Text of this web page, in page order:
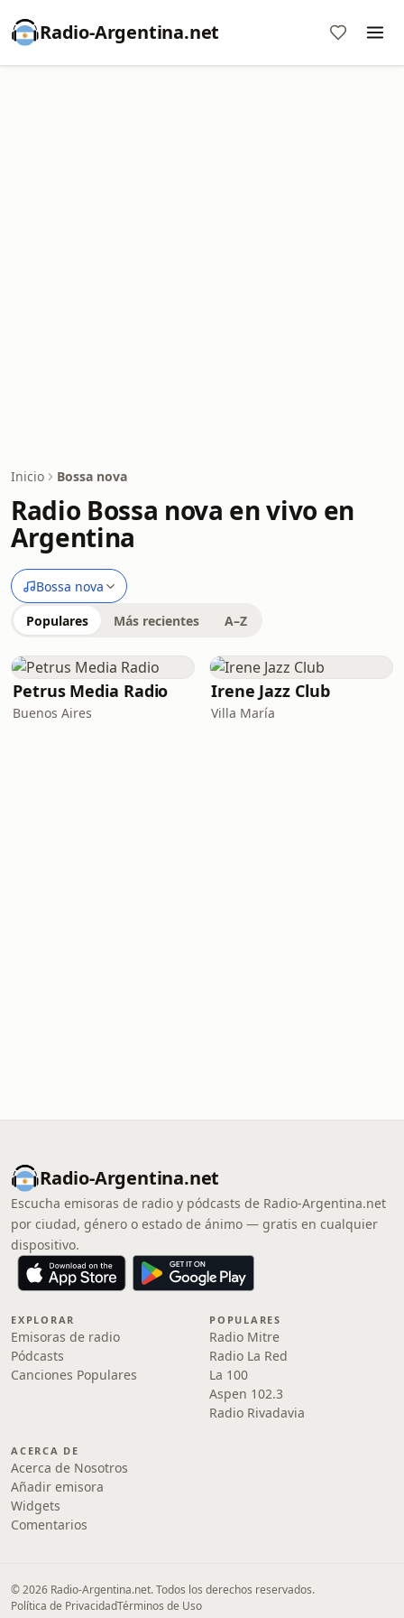
Radio-Argentina.net
Inicio Bossa nova
Radio Bossa nova en vivo en
Argentina
Bossa nova
Populares Más recientes A–Z
Petrus Media Radio
Buenos Aires
Irene Jazz Club
Villa María
Radio-Argentina.net
Escucha emisoras de radio y pódcasts de Radio-Argentina.net
por ciudad, género o estado de ánimo — gratis en cualquier
dispositivo.
EXPLORAR
Emisoras de radio
Pódcasts
Canciones Populares
POPULARES
Radio Mitre
Radio La Red
La 100
Aspen 102.3
Radio Rivadavia
ACERCA DE
Acerca de Nosotros
Añadir emisora
Widgets
Comentarios
© 2026 Radio-Argentina.net. Todos los derechos reservados.
Política de PrivacidadTérminos de Uso